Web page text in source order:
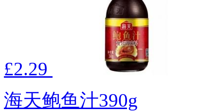
£2.29
海天鲍鱼汁390g